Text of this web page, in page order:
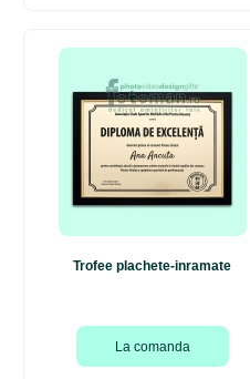
Trofee plachete-inramate
La comanda